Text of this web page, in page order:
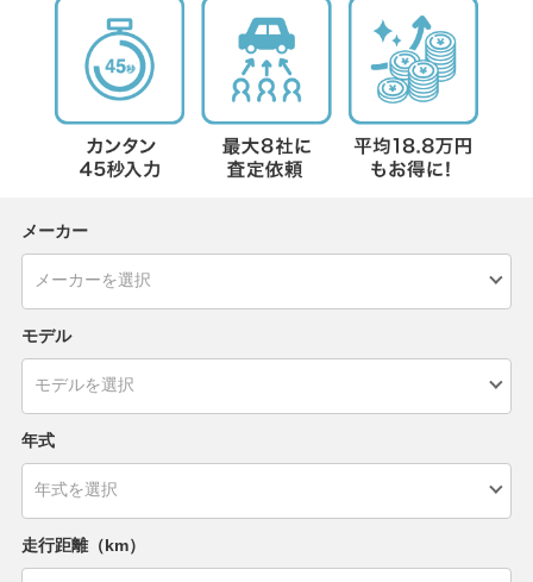
メーカー
モデル
年式
走行距離（km）